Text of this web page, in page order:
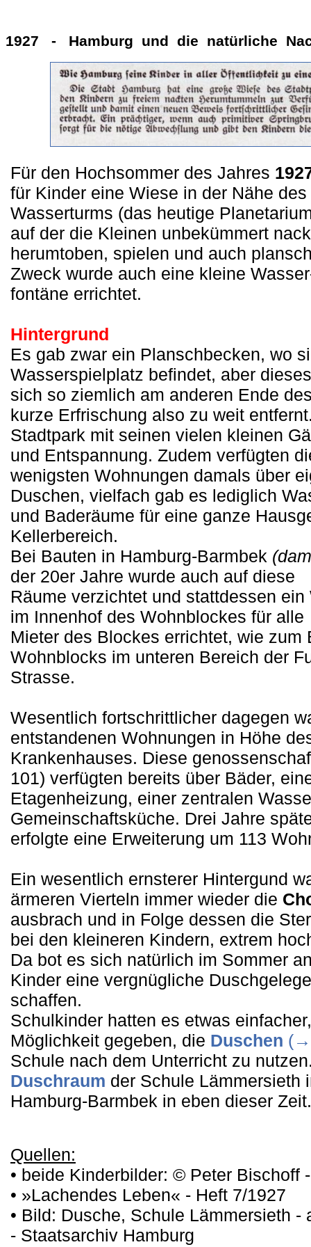
1927 - Hamburg und die natürliche
Für den Hochsommer des Jahres
für Kinder eine Wiese in der Nähe des
Wasserturms (das heutige
auf der die Kleinen unbekümmert
herumtoben, spielen und auch
Zweck wurde auch eine kleine
fontäne errichtet.
Hintergrund
Es gab zwar ein Planschbecken, wo
Wasserspielplatz befindet, aber
sich so ziemlich am anderen Ende
kurze Erfrischung also zu weit
Stadtpark mit seinen vielen kleinen
und Entspannung. Zudem verfügten
wenigsten Wohnungen damals über
Duschen, vielfach gab es lediglich
und Baderäume für eine ganze
Kellerbereich.
Bei Bauten in Hamburg-Barmbek
der 20er Jahre wurde auch auf diese
Räume verzichtet und stattdessen
im Innenhof des Wohnblockes für alle
Mieter des Blockes errichtet, wie zum
Wohnblocks im unteren Bereich der
Strasse.
Wesentlich fortschrittlicher dagegen
entstandenen Wohnungen in Höhe
Krankenhauses. Diese
101) verfügten bereits über Bäder,
Etagenheizung, einer zentralen
Gemeinschaftsküche. Drei Jahre
erfolgte eine Erweiterung um 113
Ein wesentlich ernsterer Hintergund
ärmeren Vierteln immer wieder die
ausbrach und in Folge dessen die
bei den kleineren Kindern, extrem
Da bot es sich natürlich im Sommer
Kinder eine vergnügliche
schaffen.
Schulkinder hatten es etwas
Möglichkeit gegeben, die Duschen (→
Schule nach dem Unterricht zu
Duschraum der Schule Lämmersieth
Hamburg-Barmbek in eben dieser Zeit.
Quellen:
• beide Kinderbilder: © Peter Bischoff
• »Lachendes Leben« - Heft 7/1927
• Bild: Dusche, Schule Lämmersieth -
- Staatsarchiv Hamburg